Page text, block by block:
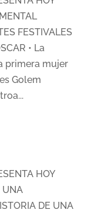
FESTIVALES
• La
primera mujer
Golem
HOY
UNA
DE UNA